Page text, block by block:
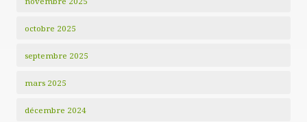
octobre 2025
septembre 2025
mars 2025
décembre 2024